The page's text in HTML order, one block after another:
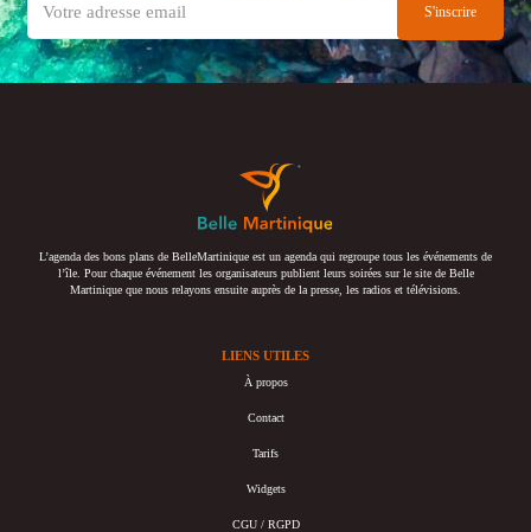
L’agenda des bons plans de BelleMartinique est un agenda qui regroupe tous les événements de
l’île. Pour chaque événement les organisateurs publient leurs soirées sur le site de Belle
Martinique que nous relayons ensuite auprès de la presse, les radios et télévisions.
LIENS UTILES
À propos
Contact
Tarifs
Widgets
CGU / RGPD